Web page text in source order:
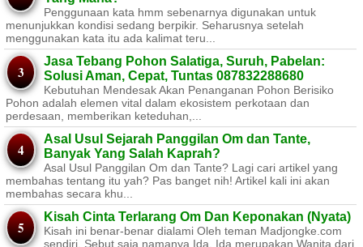
Penggunaan kata hmm sebenarnya digunakan untuk
menunjukkan kondisi sedang berpikir. Seharusnya setelah
menggunakan kata itu ada kalimat teru...
Jasa Tebang Pohon Salatiga, Suruh, Pabelan:
Solusi Aman, Cepat, Tuntas 087832288680
Kebutuhan Mendesak Akan Penanganan Pohon Berisiko ​
Pohon adalah elemen vital dalam ekosistem perkotaan dan
perdesaan, memberikan keteduhan,...
Asal Usul Sejarah Panggilan Om dan Tante,
Banyak Yang Salah Kaprah?
Asal Usul Panggilan Om dan Tante? Lagi cari artikel yang
membahas tentang itu yah? Pas banget nih! Artikel kali ini akan
membahas secara khu...
Kisah Cinta Terlarang Om Dan Keponakan (Nyata)
Kisah ini benar-benar dialami Oleh teman Madjongke.com
sendiri. Sebut saja namanya Ida, Ida merupakan Wanita dari